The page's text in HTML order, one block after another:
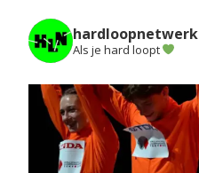
hardloopnetwerk
Als je hard loopt